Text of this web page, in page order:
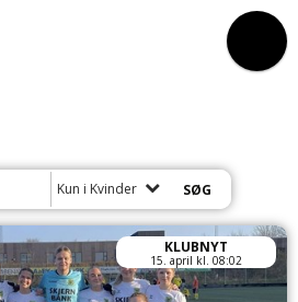
Kun i Kvinder
KLUBNYT
15. april kl. 08:02